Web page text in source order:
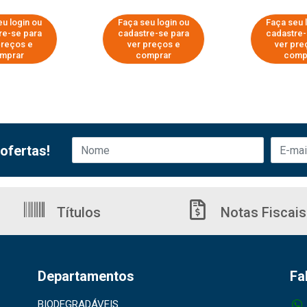
login ou
se para
e
Faça seu login ou
cadastre-se para
ver preços e
comprar
Faça seu
ver
Títulos Notas Fiscais
Departamentos
BIODEGRADÁVEIS